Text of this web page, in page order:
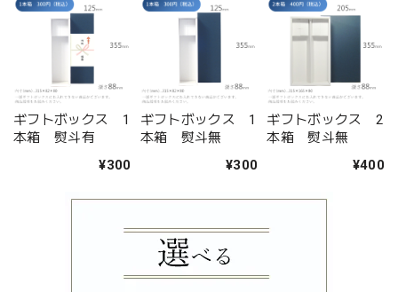
ギフトボックス 1
本箱 熨斗有
¥300
ギフトボックス 1
本箱 熨斗無
¥300
ギフトボックス 2
本箱 熨斗無
¥400